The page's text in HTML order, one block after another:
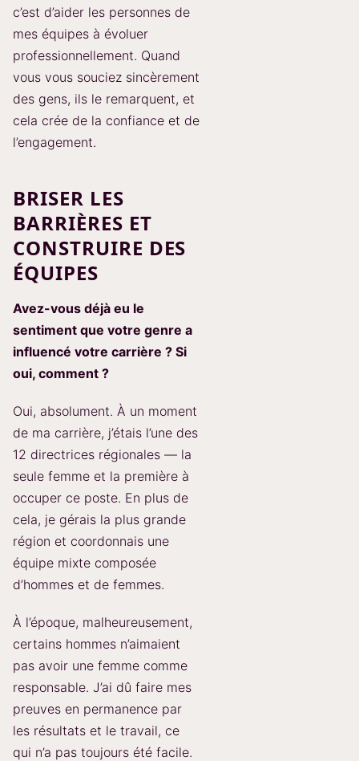
c’est d’aider les personnes de
mes équipes à évoluer
professionnellement. Quand
vous vous souciez sincèrement
des gens, ils le remarquent, et
cela crée de la confiance et de
l’engagement.
BRISER LES
BARRIÈRES ET
CONSTRUIRE DES
ÉQUIPES
Avez-vous déjà eu le
sentiment que votre genre a
influencé votre carrière ? Si
oui, comment ?
Oui, absolument. À un moment
de ma carrière, j’étais l’une des
12 directrices régionales — la
seule femme et la première à
occuper ce poste. En plus de
cela, je gérais la plus grande
région et coordonnais une
équipe mixte composée
d’hommes et de femmes.
À l’époque, malheureusement,
certains hommes n’aimaient
pas avoir une femme comme
responsable. J’ai dû faire mes
preuves en permanence par
les résultats et le travail, ce
qui n’a pas toujours été facile.